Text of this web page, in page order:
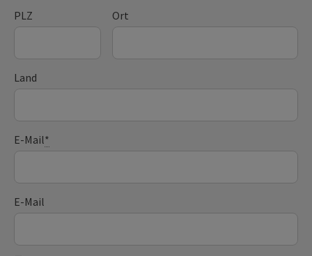
PLZ Ort
Land
E-Mail*
E-Mail